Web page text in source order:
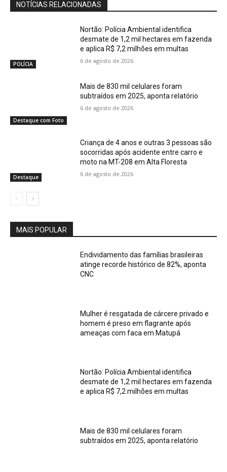
NOTÍCIAS RELACIONADAS
POLÍCIA
Nortão: Polícia Ambiental identifica
desmate de 1,2 mil hectares em fazenda
e aplica R$ 7,2 milhões em multas
6 de agosto de 2026
Destaque com Foto
Mais de 830 mil celulares foram
subtraídos em 2025, aponta relatório
6 de agosto de 2026
Destaque
Criança de 4 anos e outras 3 pessoas são
socorridas após acidente entre carro e
moto na MT-208 em Alta Floresta
6 de agosto de 2026
MAIS POPULAR
Endividamento das famílias brasileiras
atinge recorde histórico de 82%, aponta
CNC
Mulher é resgatada de cárcere privado e
homem é preso em flagrante após
ameaças com faca em Matupá
Nortão: Polícia Ambiental identifica
desmate de 1,2 mil hectares em fazenda
e aplica R$ 7,2 milhões em multas
Mais de 830 mil celulares foram
subtraídos em 2025, aponta relatório